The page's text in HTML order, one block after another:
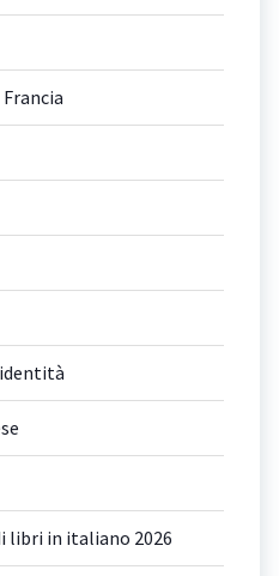
libri in italiano 2026